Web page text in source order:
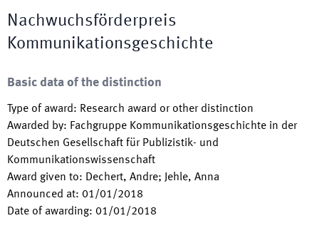
Nachwuchsförderpreis
Kommunikationsgeschichte
Basic data of the distinction
Type of award: Research award or other distinction
Awarded by: Fachgruppe Kommunikationsgeschichte in der
Deutschen Gesellschaft für Publizistik- und
Kommunikationswissenschaft
Award given to: Dechert, Andre; Jehle, Anna
Announced at: 01/01/2018
Date of awarding: 01/01/2018